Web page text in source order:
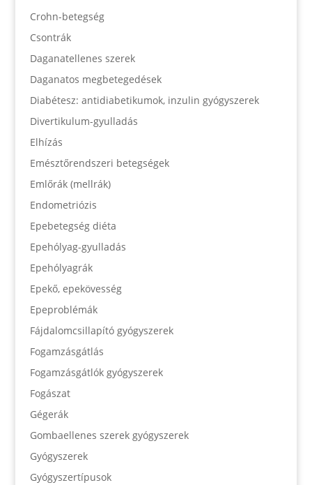
Crohn-betegség
Csontrák
Daganatellenes szerek
Daganatos megbetegedések
Diabétesz: antidiabetikumok, inzulin gyógyszerek
Divertikulum-gyulladás
Elhízás
Emésztőrendszeri betegségek
Emlőrák (mellrák)
Endometriózis
Epebetegség diéta
Epehólyag-gyulladás
Epehólyagrák
Epekő, epekövesség
Epeproblémák
Fájdalomcsillapító gyógyszerek
Fogamzásgátlás
Fogamzásgátlók gyógyszerek
Fogászat
Gégerák
Gombaellenes szerek gyógyszerek
Gyógyszerek
Gyógyszertípusok